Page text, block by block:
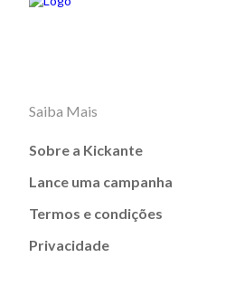
Saiba Mais
Sobre a Kickante
Lance uma campanha
Termos e condições
Privacidade